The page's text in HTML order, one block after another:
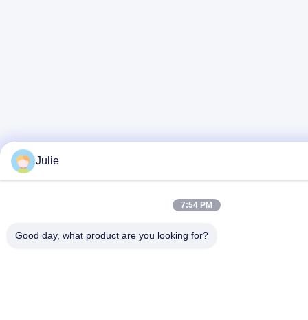
Julie
7:54 PM
Good day, what product are you looking for?